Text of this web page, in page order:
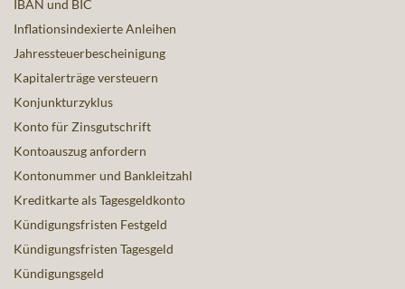
IBAN und BIC
Inflationsindexierte Anleihen
Jahressteuerbescheinigung
Kapitalerträge versteuern
Konjunkturzyklus
Konto für Zinsgutschrift
Kontoauszug anfordern
Kontonummer und Bankleitzahl
Kreditkarte als Tagesgeldkonto
Kündigungsfristen Festgeld
Kündigungsfristen Tagesgeld
Kündigungsgeld